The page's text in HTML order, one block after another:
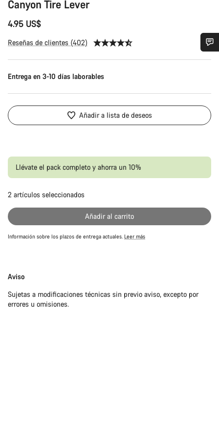
Canyon Tire Lever
4.95 US$
Reseñas de clientes (402)
Entrega en 3-10 días laborables
Añadir a lista de deseos
Llévate el pack completo y ahorra un 10%
2 artículos seleccionados
Añadir al carrito
Información sobre los plazos de entrega actuales. Leer más
Exención
responsabilidades
Aviso
Sujetas a modificaciones técnicas sin previo aviso, excepto por
errores u omisiones.
¿Necesitas ayuda?
preguntas.
Abrir chat